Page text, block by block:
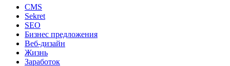
CMS
Sekret
SEO
Бизнес предложения
Веб-дизайн
Жизнь
Заработок